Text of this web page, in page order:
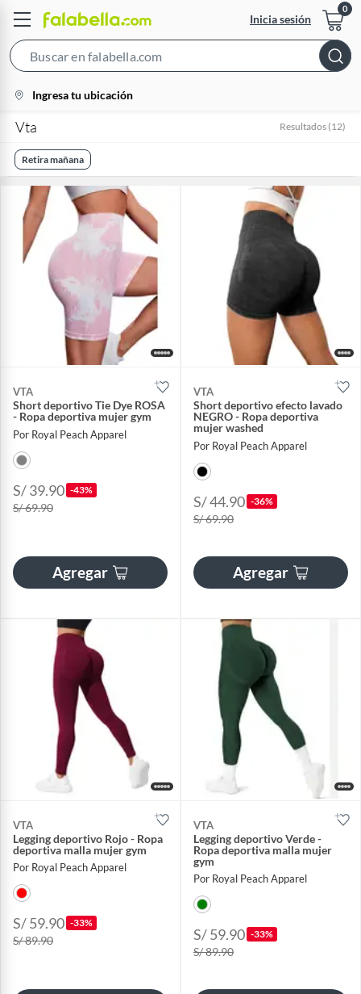
Inicia sesión
Bar
location-
icon
Ingresa tu ubicación
Vta Resultados (12)
Retira mañana
VTA
Short deportivo Tie Dye ROSA
- Ropa deportiva mujer gym
Por Royal Peach Apparel
S/ 39.90 -43%
S/ 69.90
Agregar
VTA
Short deportivo efecto lavado
NEGRO - Ropa deportiva
mujer washed
Por Royal Peach Apparel
S/ 44.90 -36%
S/ 69.90
Agregar
VTA
Legging deportivo Rojo - Ropa
deportiva malla mujer gym
Por Royal Peach Apparel
S/ 59.90 -33%
S/ 89.90
VTA
Legging deportivo Verde -
Ropa deportiva malla mujer
gym
Por Royal Peach Apparel
S/ 59.90 -33%
S/ 89.90